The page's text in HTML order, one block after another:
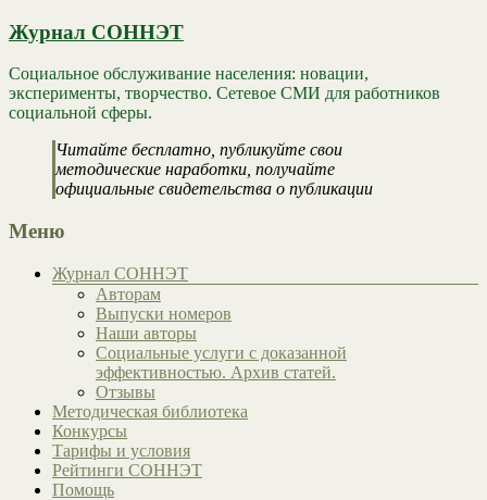
Журнал СОННЭТ
Социальное обслуживание населения: новации,
эксперименты, творчество. Сетевое СМИ для работников
социальной сферы.
Читайте бесплатно, публикуйте свои
методические наработки, получайте
официальные свидетельства о публикации
Меню
Журнал СОННЭТ
Авторам
Выпуски номеров
Наши авторы
Социальные услуги с доказанной
эффективностью. Архив статей.
Отзывы
Методическая библиотека
Конкурсы
Тарифы и условия
Рейтинги СОННЭТ
Помощь